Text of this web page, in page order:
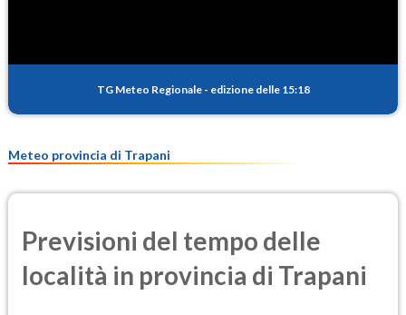
PM25
TG Meteo Regionale - edizione delle 15:18
Meteo provincia di Trapani
Previsioni del tempo delle
località in provincia di Trapani